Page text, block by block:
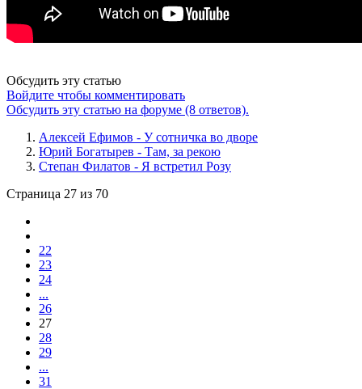
Обсудить эту статью
Войдите чтобы комментировать
Обсудить эту статью на форуме (8 ответов).
Алексей Ефимов - У сотничка во дворе
Юрий Богатырев - Там, за рекою
Степан Филатов - Я встретил Розу
Страница 27 из 70
22
23
24
...
26
27
28
29
...
31